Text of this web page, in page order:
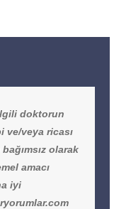
doktorun
ve/veya ricası
olarak
amacı
iyi